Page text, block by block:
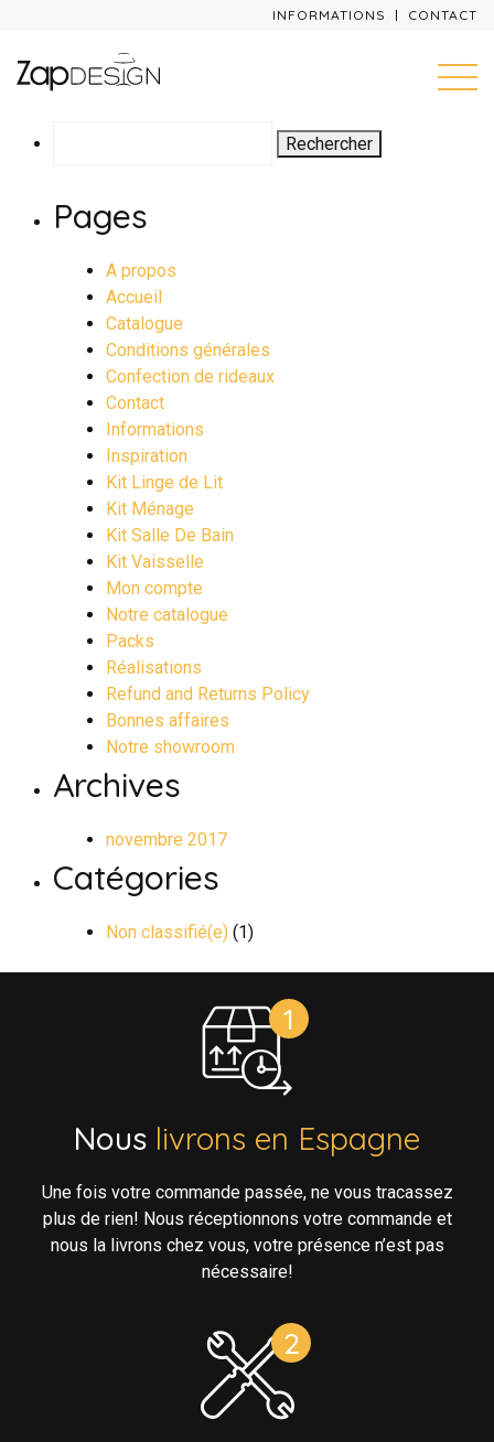
INFORMATIONS CONTACT
Pages
A propos
Accueil
Catalogue
Conditions générales
Confection de rideaux
Contact
Informations
Inspiration
Kit Linge de Lit
Kit Ménage
Kit Salle De Bain
Kit Vaisselle
Mon compte
Notre catalogue
Packs
Réalisations
Refund and Returns Policy
Bonnes affaires
Notre showroom
Archives
novembre 2017
Catégories
Non classifié(e) (1)
Nous livrons en Espagne
Une fois votre commande passée, ne vous tracassez
plus de rien! Nous réceptionnons votre commande et
nous la livrons chez vous, votre présence n’est pas
nécessaire!